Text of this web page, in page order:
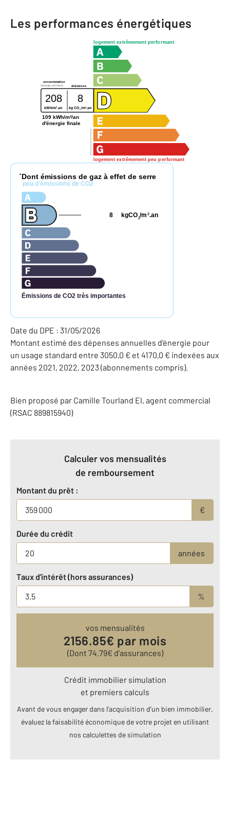
Les performances énergétiques
logement extrêmement performant
logement extrêmement peu performant
consommation
émissions
(énergie primaire)
208 8
kWh/m2.an kg CO2 /m2 .an
109 kWh/m²/an
d'énergie finale
* Dont émissions de gaz à effet de serre
peu d'émissions de CO2
Émissions de CO2 très importantes
kgCO2/m 2.an
8
Date du DPE : 31/05/2026
Montant estimé des dépenses annuelles d'énergie pour
un usage standard entre 3050,0 € et 4170,0 € indexées aux
années 2021, 2022, 2023 (abonnements compris).
Bien proposé par Camille Tourland EI, agent commercial
(RSAC 889815940)
Calculer vos mensualités
de remboursement
Montant du prêt :
€
Durée du crédit
années
Taux d'intérêt (hors assurances)
%
vos mensualités
2156.85€ par mois
(Dont 74.79€ d’assurances)
Crédit immobilier simulation
et premiers calculs
Avant de vous engager dans l’acquisition d’un bien immobilier,
évaluez la faisabilité économique de votre projet en utilisant
nos calculettes de simulation